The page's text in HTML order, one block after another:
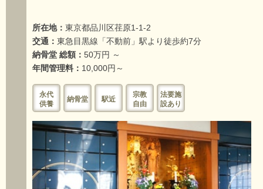
所在地： 東京都品川区荏原1-1-2
交通： 東急目黒線「不動前」駅より徒歩約7分
納骨堂 総額： 50万円 ～
年間管理料： 10,000円～
永代
供養
納骨堂 駅近
宗教
自由
法要施
設あり